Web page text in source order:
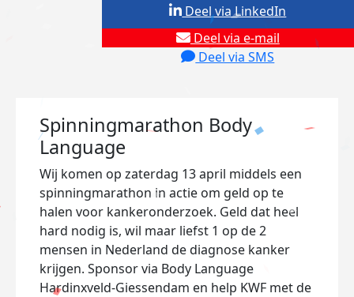
Deel via e-mail
Deel via SMS
Deel via LinkedIn
Spinningmarathon Body
Language
Wij komen op zaterdag 13 april middels een
spinningmarathon in actie om geld op te
halen voor kankeronderzoek. Geld dat heel
hard nodig is, wil maar liefst 1 op de 2
mensen in Nederland de diagnose kanker
krijgen. Sponsor via Body Language
Hardinxveld-Giessendam en help KWF met de